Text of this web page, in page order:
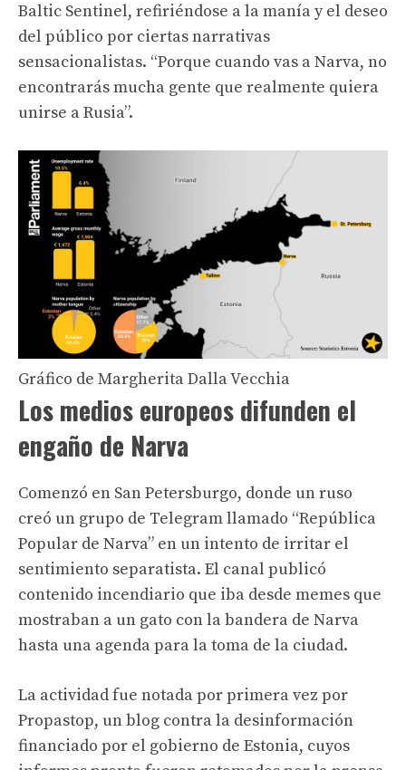
Baltic Sentinel, refiriéndose a la manía y el deseo
del público por ciertas narrativas
sensacionalistas. “Porque cuando vas a Narva, no
encontrarás mucha gente que realmente quiera
unirse a Rusia”.
Gráfico de Margherita Dalla Vecchia
Los medios europeos difunden el
engaño de Narva
Comenzó en San Petersburgo, donde un ruso
creó un grupo de Telegram llamado “República
Popular de Narva” en un intento de irritar el
sentimiento separatista. El canal publicó
contenido incendiario que iba desde memes que
mostraban a un gato con la bandera de Narva
hasta una agenda para la toma de la ciudad.
La actividad fue notada por primera vez por
Propastop, un blog contra la desinformación
financiado por el gobierno de Estonia, cuyos